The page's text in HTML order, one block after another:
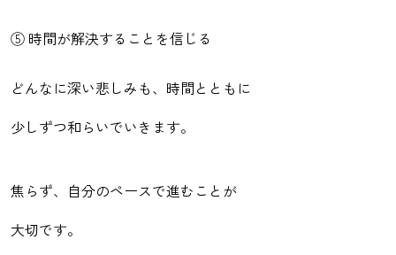
⑤ 時間が解決することを信じる
どんなに深い悲しみも、時間とともに
少しずつ和らいでいきます。
焦らず、自分のペースで進むことが
大切です。